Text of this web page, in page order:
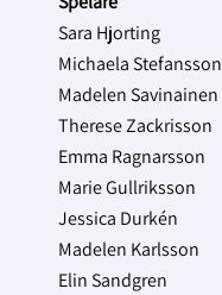
Sara Hjorting
Michaela Stefansson
Madelen Savinainen
Therese Zackrisson
Emma Ragnarsson
Marie Gullriksson
Jessica Durkén
Madelen Karlsson
Elin Sandgren